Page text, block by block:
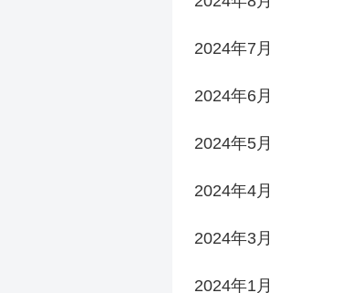
2024年7月
2024年6月
2024年5月
2024年4月
2024年3月
2024年1月